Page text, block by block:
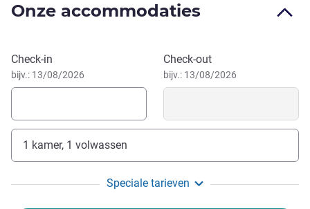
bent voor werk, sightseeing of een gezinsuitstapje, wij
Onze accommodaties
Boek dit hotel
Check-in
bijv.: 13/08/2026
Check-out
bijv.: 13/08/2026
1 kamer, 1 volwassen
Speciale tarieven